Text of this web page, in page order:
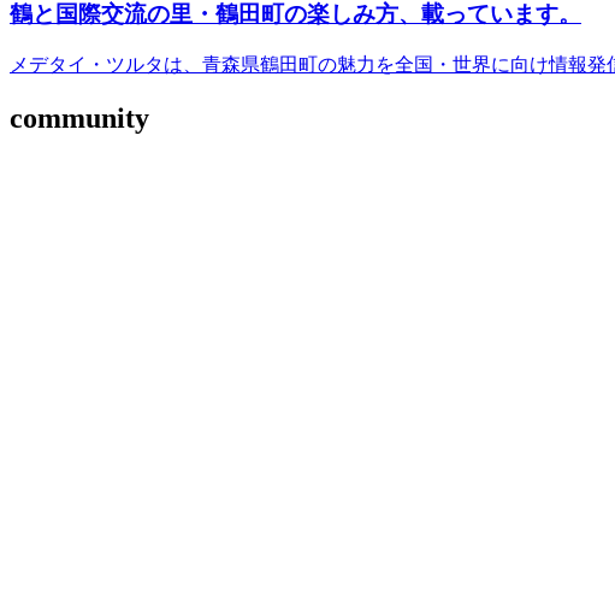
鶴と国際交流の里・鶴田町の楽しみ方、載っています。
メデタイ・ツルタは、青森県鶴田町の魅力を全国・世界に向け情報
community